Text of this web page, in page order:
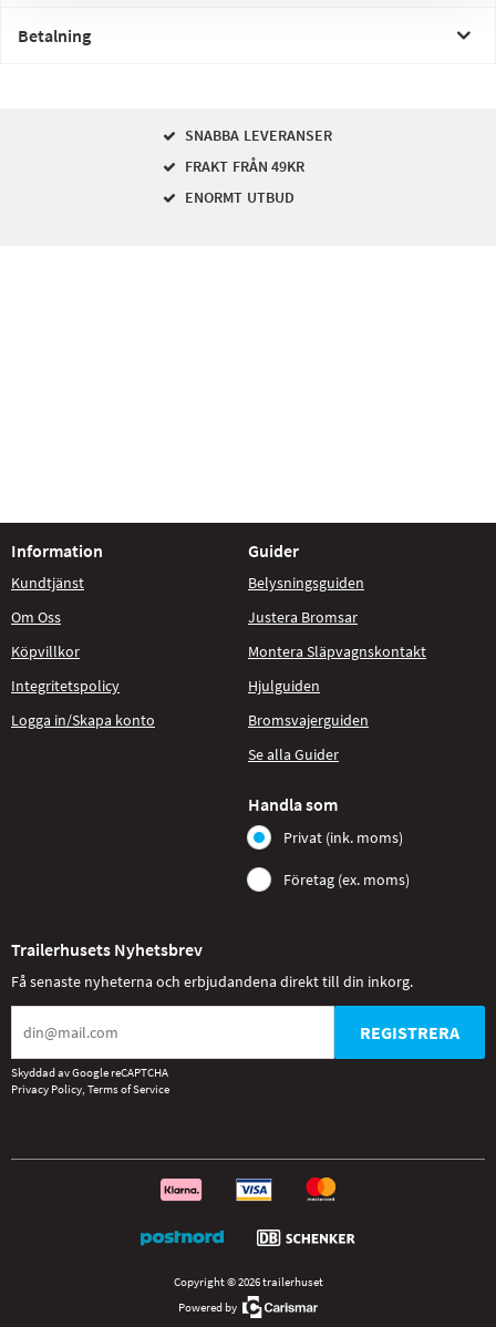
Betalning
SNABBA LEVERANSER
FRAKT FRÅN 49KR
ENORMT UTBUD
Information
Kundtjänst
Om Oss
Köpvillkor
Integritetspolicy
Logga in/Skapa konto
Guider
Belysningsguiden
Justera Bromsar
Montera Släpvagnskontakt
Hjulguiden
Bromsvajerguiden
Se alla Guider
Handla som
Privat (ink. moms)
Företag (ex. moms)
Trailerhusets Nyhetsbrev
Få senaste nyheterna och erbjudandena direkt till din inkorg.
REGISTRERA
Skyddad av Google reCAPTCHA
Privacy Policy, Terms of Service
Copyright © 2026 trailerhuset
Powered by